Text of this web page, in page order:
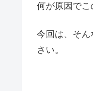
何が原因でこ
今回は、そ
さい。